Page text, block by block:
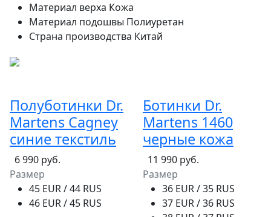
Материал верха Кожа
Материал подошвы Полиуретан
Страна производства Китай
Полуботинки Dr.
Martens Cagney
синие текстиль
6 990 руб.
Размер
45 EUR / 44 RUS
46 EUR / 45 RUS
Ботинки Dr.
Martens 1460
черные кожа
11 990 руб.
Размер
36 EUR / 35 RUS
37 EUR / 36 RUS